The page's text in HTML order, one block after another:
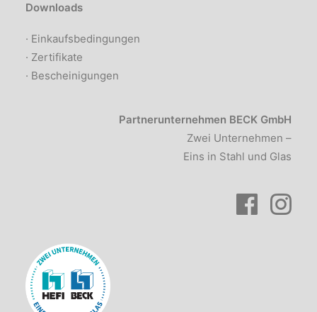
Downloads
· Einkaufsbedingungen
· Zertifikate
· Bescheinigungen
Partnerunternehmen BECK GmbH
Zwei Unternehmen –
Eins in Stahl und Glas